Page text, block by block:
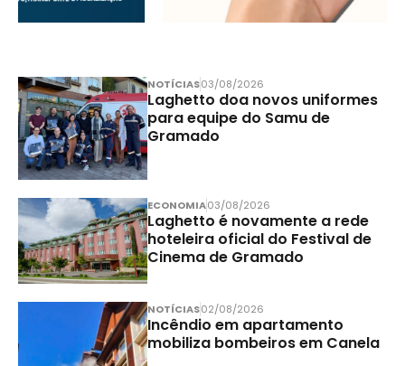
NOTÍCIAS03/08/2026
Laghetto doa novos uniformes
para equipe do Samu de
Gramado
ECONOMIA03/08/2026
Laghetto é novamente a rede
hoteleira oficial do Festival de
Cinema de Gramado
NOTÍCIAS02/08/2026
Incêndio em apartamento
mobiliza bombeiros em Canela